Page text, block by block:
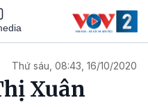
Thứ sáu, 08:43, 16/10/2020
Xuân